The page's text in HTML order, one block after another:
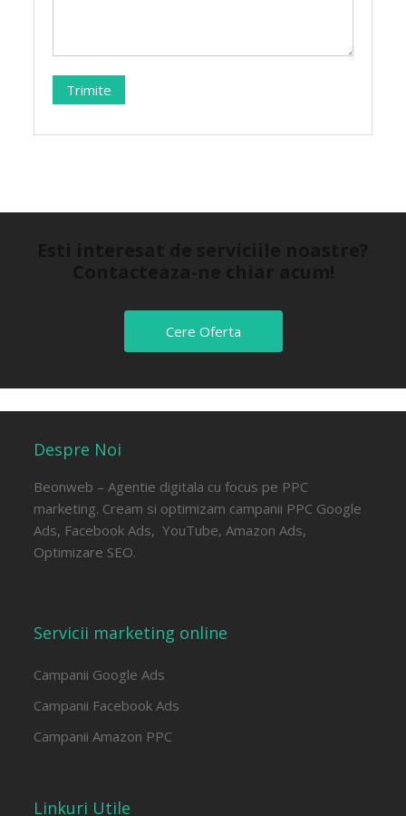
Cere Oferta
Despre Noi
Beonweb – Agentie digitala cu focus pe PPC
marketing. Cream si optimizam campanii PPC Google
Ads, Facebook Ads, YouTube, Amazon Ads,
Optimizare SEO.
Servicii marketing online
Campanii Google Ads
Campanii Facebook Ads
Campanii Amazon PPC
Linkuri Utile